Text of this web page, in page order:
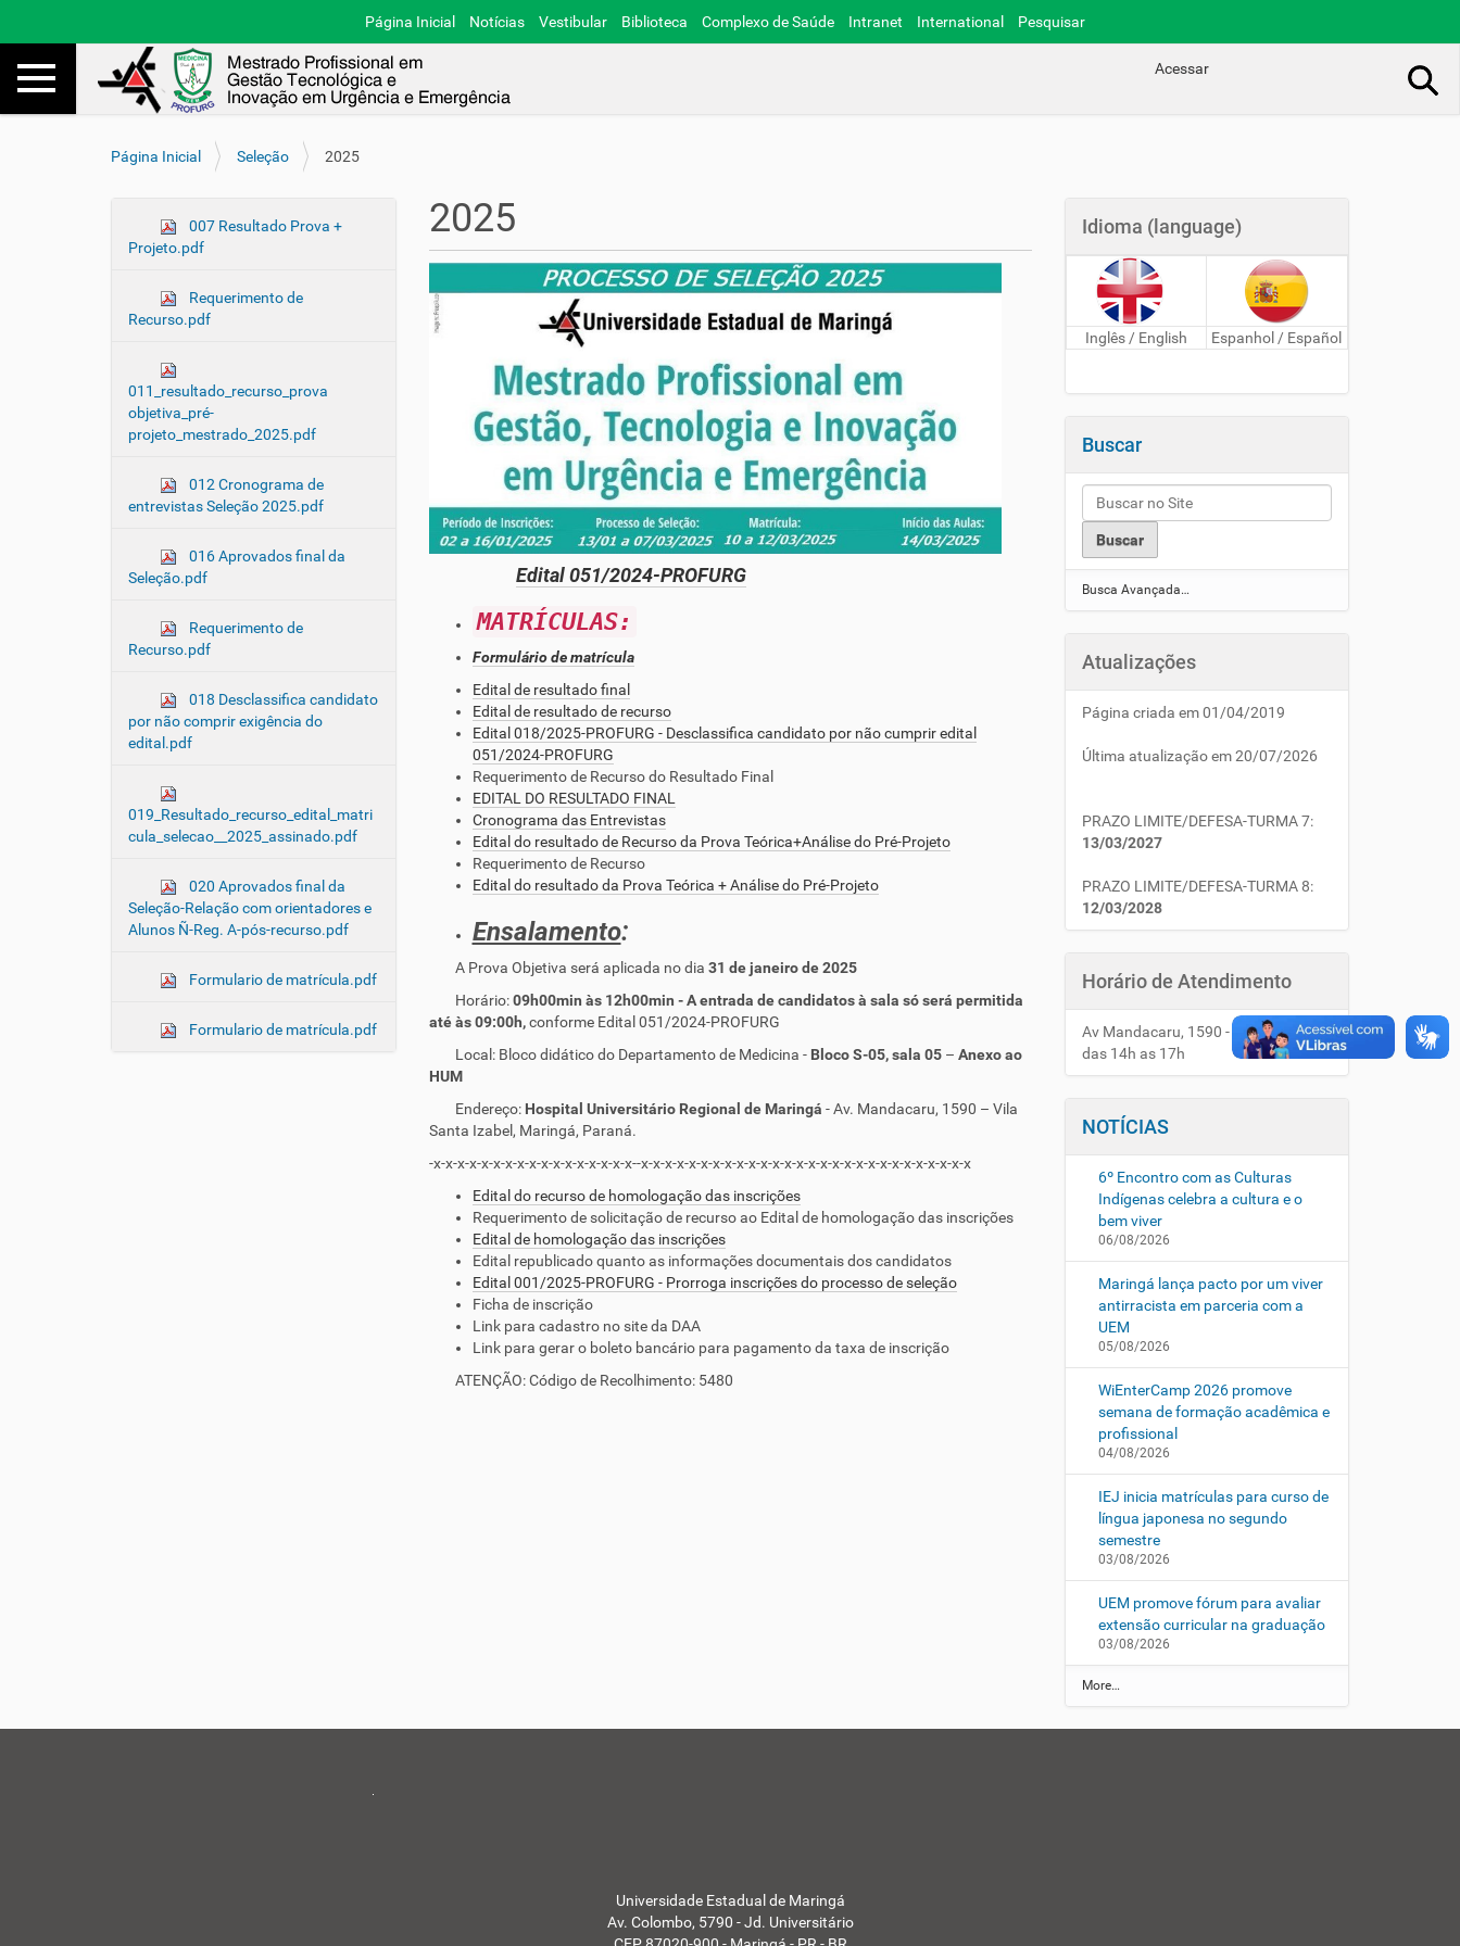
Página Inicial Notícias Vestibular Biblioteca Complexo de Saúde Intranet International Pesquisar
Toggle navigation Busca Acessar
V
Página Inicial Seleção 2025
a
ç
ã
o
007 Resultado Prova +
Projeto.pdf
Requerimento de
Recurso.pdf
011_resultado_recurso_prova
objetiva_pré-
projeto_mestrado_2025.pdf
012 Cronograma de
entrevistas Seleção 2025.pdf
016 Aprovados final da
Seleção.pdf
Requerimento de
Recurso.pdf
018 Desclassifica candidato
por não comprir exigência do
edital.pdf
019_Resultado_recurso_edital_matri
cula_selecao__2025_assinado.pdf
020 Aprovados final da
Seleção-Relação com orientadores e
Alunos Ñ-Reg. A-pós-recurso.pdf
Formulario de matrícula.pdf
Formulario de matrícula.pdf
2025
Edital 051/2024-PROFURG
MATRÍCULAS:
Formulário de matrícula
Edital de resultado final
Edital de resultado de recurso
Edital 018/2025-PROFURG - Desclassifica candidato por não cumprir edital
051/2024-PROFURG
Requerimento de Recurso do Resultado Final
EDITAL DO RESULTADO FINAL
Cronograma das Entrevistas
Edital do resultado de Recurso da Prova Teórica+Análise do Pré-Projeto
Requerimento de Recurso
Edital do resultado da Prova Teórica + Análise do Pré-Projeto
Ensalamento:
A Prova Objetiva será aplicada no dia 31 de janeiro de 2025
Horário:09h00min às 12h00min - A entrada de candidatos à sala só será permitida
até às 09:00h,conforme Edital 051/2024-PROFURG
Local: Bloco didático do Departamento de Medicina - Bloco S-05, sala 05– Anexo ao
HUM
Endereço: Hospital Universitário Regional de Maringá - Av. Mandacaru, 1590 – Vila
Santa Izabel, Maringá, Paraná.
-x-x-x-x-x-x-x-x-x-x-x-x-x-x-x-x-x--x-x-x-x-x-x-x-x-x-x-x-x-x-x-x-x-x-x-x-x-x-x-x-x-x-x-x-x
Edital do recurso de homologação das inscrições
Requerimento de solicitação de recurso ao Edital de homologação das inscrições
Edital de homologação das inscrições
Edital republicado quanto as informações documentais dos candidatos
Edital 001/2025-PROFURG - Prorroga inscrições do processo de seleção
Ficha de inscrição
Link para cadastro no site da DAA
Link para gerar o boleto bancário para pagamento da taxa de inscrição
ATENÇÃO: Código de Recolhimento: 5480
Idioma (language)
Inglês / English Espanhol / Español
Buscar
Busca Avançada…
Atualizações
Página criada em 01/04/2019
Última atualização em 20/07/2026
PRAZO LIMITE/DEFESA-TURMA 7:
13/03/2027
PRAZO LIMITE/DEFESA-TURMA 8:
12/03/2028
Horário de Atendimento
Av Mandacaru, 1590 - Anexo HUM
das 14h as 17h
NOTÍCIAS
6º Encontro com as Culturas
Indígenas celebra a cultura e o
bem viver
06/08/2026
Maringá lança pacto por um viver
antirracista em parceria com a
UEM
05/08/2026
WiEnterCamp 2026 promove
semana de formação acadêmica e
profissional
04/08/2026
IEJ inicia matrículas para curso de
língua japonesa no segundo
semestre
03/08/2026
UEM promove fórum para avaliar
extensão curricular na graduação
03/08/2026
N
O
More…
Universidade Estadual de Maringá
Av. Colombo, 5790 - Jd. Universitário